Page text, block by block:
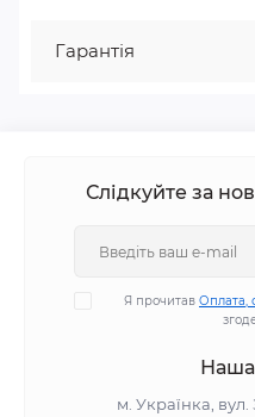
Гарантія
Слідкуйте за
Я прочитав Оплата,
Наша
м. Українка, вул.